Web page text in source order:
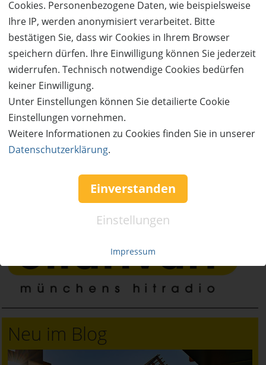
Cookies. Personenbezogene Daten, wie beispielsweise
Ihre IP, werden anonymisiert verarbeitet. Bitte
bestätigen Sie, dass wir Cookies in Ihrem Browser
speichern dürfen. Ihre Einwilligung können Sie jederzeit
widerrufen. Technisch notwendige Cookies bedürfen
keiner Einwilligung.
Unter Einstellungen können Sie detailierte Cookie
Einstellungen vornehmen.
Weitere Informationen zu Cookies finden Sie in unserer
Datenschutzerklärung.
Einverstanden
Einstellungen
Impressum
Service & Hilfe
Mo. - Fr. 09:00-16:00
Tel.: +49 (0)941 46 39 63 90
»info@coupon-future.de
Neu im Blog